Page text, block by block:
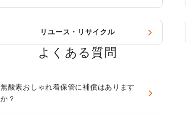
リユース・リサイクル
よくある質問
無酸素おしゃれ着保管に補償はあります
か？